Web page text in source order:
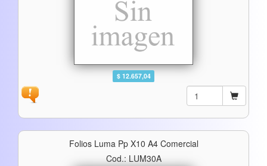
$ 12.657,04
Folios Luma Pp X10 A4 Comercial
Cod.: LUM30A